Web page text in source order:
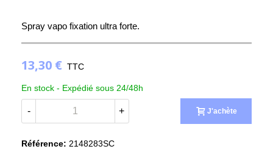
Spray vapo fixation ultra forte.
13,30 € TTC
En stock - Expédié sous 24/48h
- + J'achète
Référence: 2148283SC